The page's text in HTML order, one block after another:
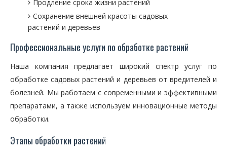
Продление срока жизни растений
Сохранение внешней красоты садовых
растений и деревьев
Профессиональные услуги по обработке растений
Наша компания предлагает широкий спектр услуг по
обработке садовых растений и деревьев от вредителей и
болезней. Мы работаем с современными и эффективными
препаратами, а также используем инновационные методы
обработки.
Этапы обработки растений